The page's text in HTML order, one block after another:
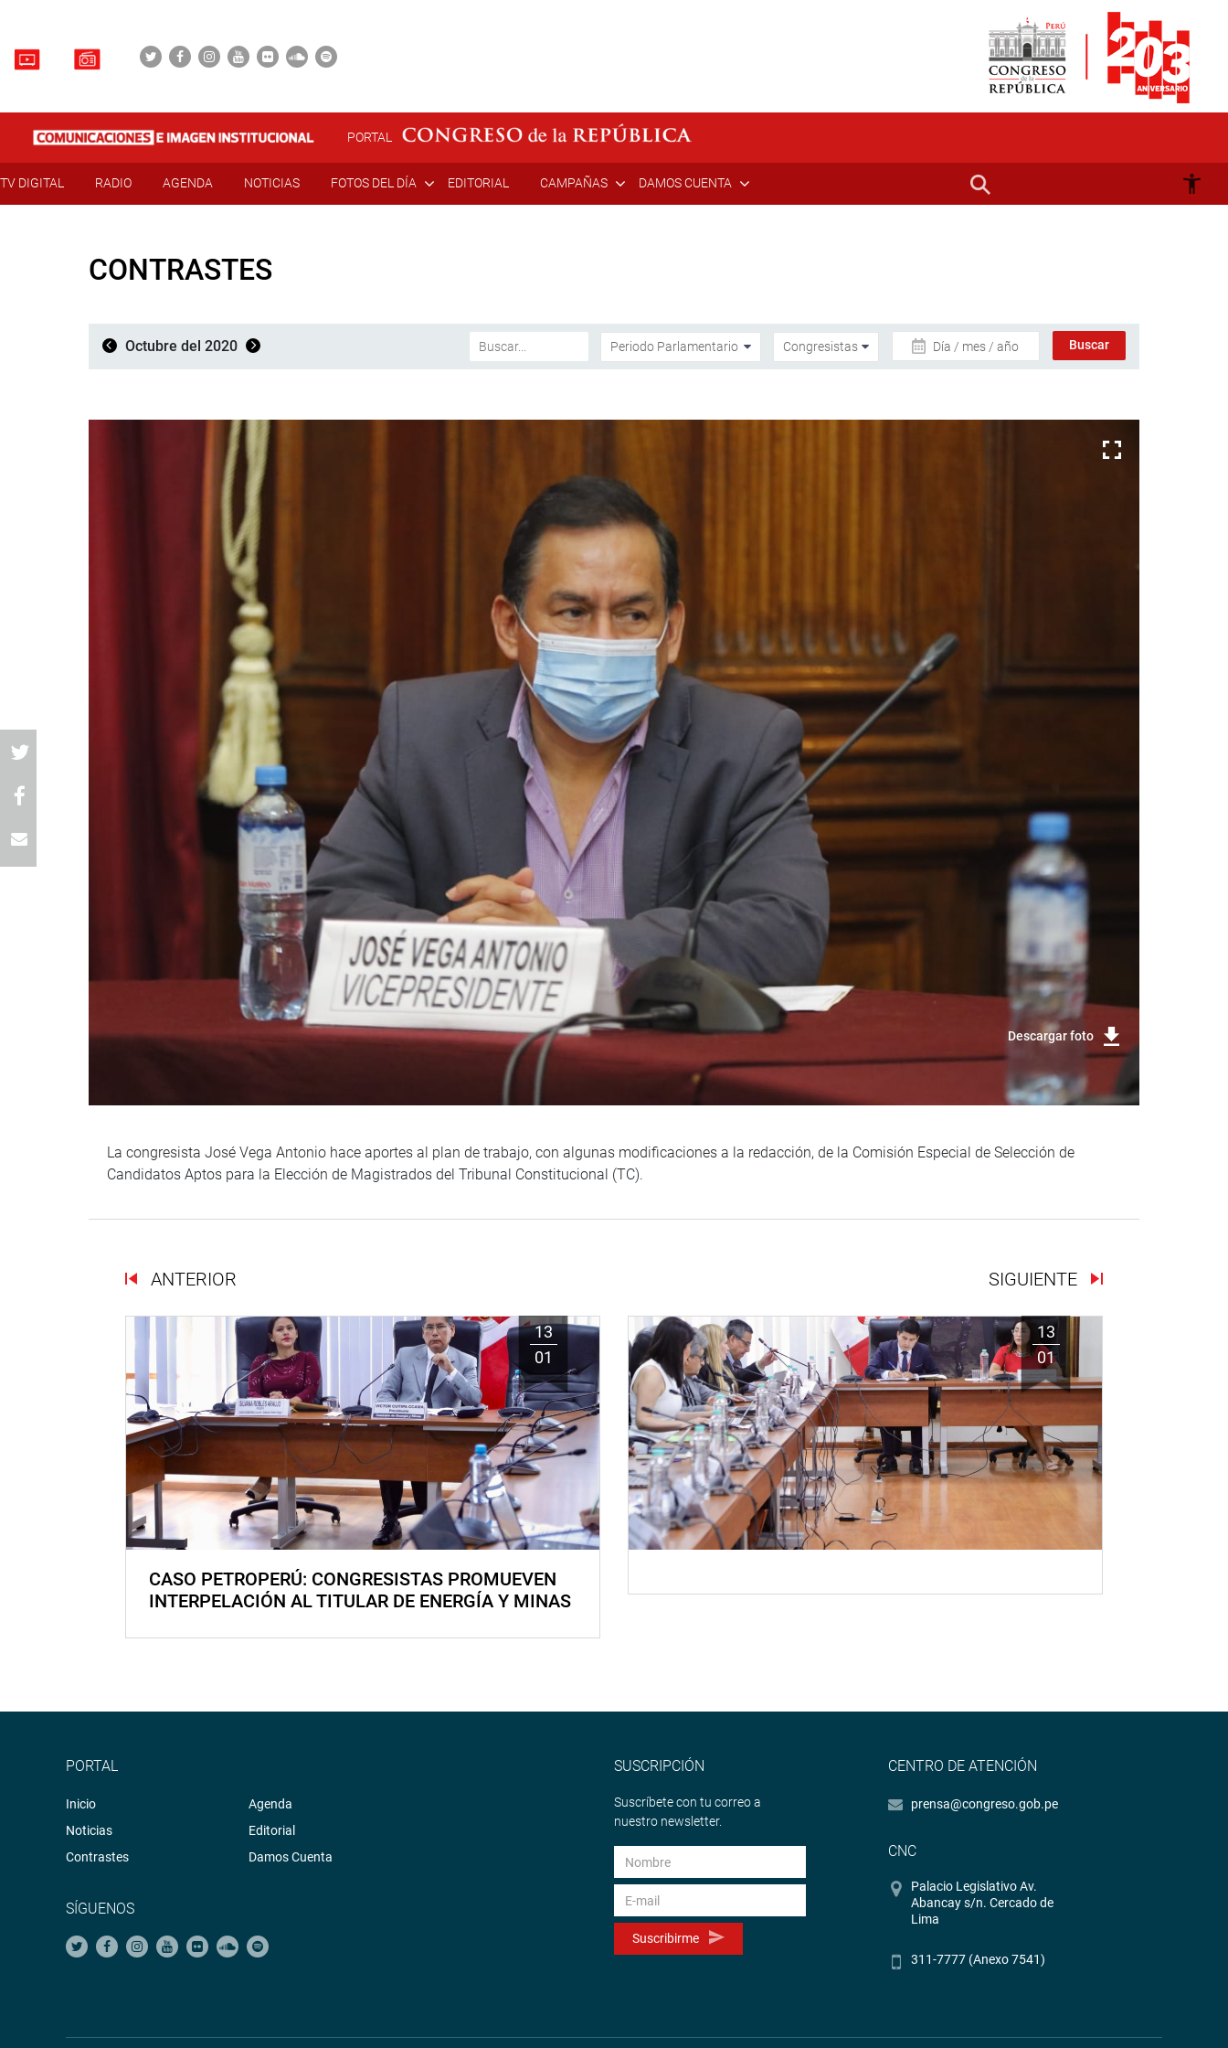
PORTAL
TV DIGITAL RADIO AGENDA NOTICIAS FOTOS DEL DÍA EDITORIAL CAMPAÑAS DAMOS CUENTA
CONTRASTES
Octubre del 2020 Día / mes / año
Descargar foto
La congresista José Vega Antonio hace aportes al plan de trabajo, con algunas modificaciones a la redacción, de la Comisión Especial de Selección de
Candidatos Aptos para la Elección de Magistrados del Tribunal Constitucional (TC).
ANTERIOR SIGUIENTE
13
01
CASO PETROPERÚ: CONGRESISTAS PROMUEVEN
INTERPELACIÓN AL TITULAR DE ENERGÍA Y MINAS
13
01
PORTAL
Inicio
Noticias
Contrastes
Agenda
Editorial
Damos Cuenta
SÍGUENOS
SUSCRIPCIÓN
Suscríbete con tu correo a
nuestro newsletter.
Suscribirme
CENTRO DE ATENCIÓN
prensa@congreso.gob.pe
CNC
Palacio Legislativo Av.
Abancay s/n. Cercado de
Lima
311-7777 (Anexo 7541)